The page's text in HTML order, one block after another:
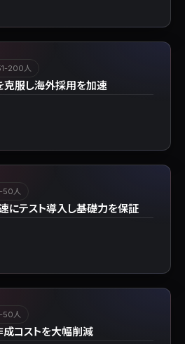
200人
克服し海外採用を加速
50人
にテスト導入し基礎力を保証
50人
コストを大幅削減